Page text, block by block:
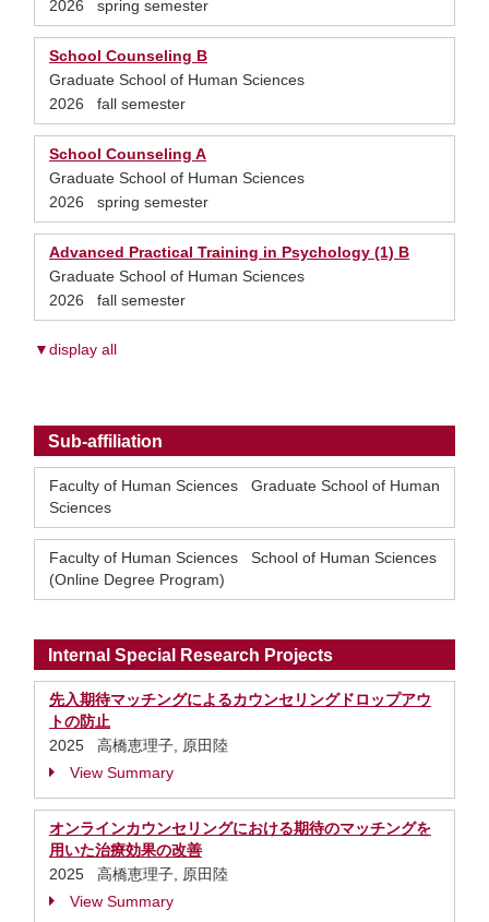
2026 spring semester
School Counseling B
Graduate School of Human Sciences
2026 fall semester
School Counseling A
Graduate School of Human Sciences
2026 spring semester
Advanced Practical Training in Psychology (1) B
Graduate School of Human Sciences
2026 fall semester
▼display all
Sub-affiliation
Faculty of Human Sciences Graduate School of Human
Sciences
Faculty of Human Sciences School of Human Sciences
(Online Degree Program)
Internal Special Research Projects
先入期待マッチングによるカウンセリングドロップアウ
トの防止
2025 高橋恵理子, 原田陸
View Summary
オンラインカウンセリングにおける期待のマッチングを
用いた治療効果の改善
2025 高橋恵理子, 原田陸
View Summary